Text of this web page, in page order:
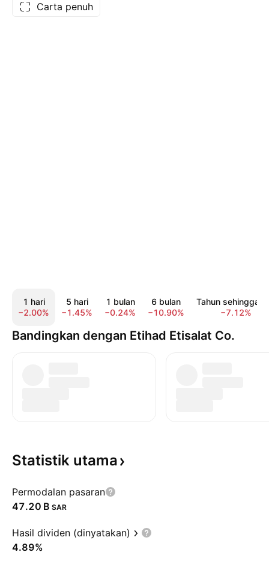
Carta penuh
1 hari
−2.00%
5 hari
−1.45%
1 bulan
−0.24%
6 bulan
−10.90%
Tahun sehingga
−7.12%
Bandingkan dengan Etihad Etisalat Co.
Statistik utama
Permodalan pasaran
‪47.20 B‬ SAR
Hasil dividen (dinyatakan)
4.89%